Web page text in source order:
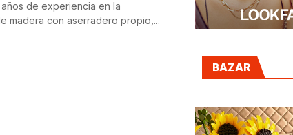
de experiencia en la
madera con aserradero propio,...
BAZAR